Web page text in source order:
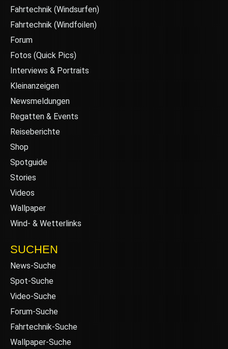
Fahrtechnik (Windsurfen)
Fahrtechnik (Windfoilen)
Forum
Fotos (Quick Pics)
Interviews & Portraits
Kleinanzeigen
Newsmeldungen
Regatten & Events
Reiseberichte
Shop
Spotguide
Stories
Videos
Wallpaper
Wind- & Wetterlinks
SUCHEN
News-Suche
Spot-Suche
Video-Suche
Forum-Suche
Fahrtechnik-Suche
Wallpaper-Suche